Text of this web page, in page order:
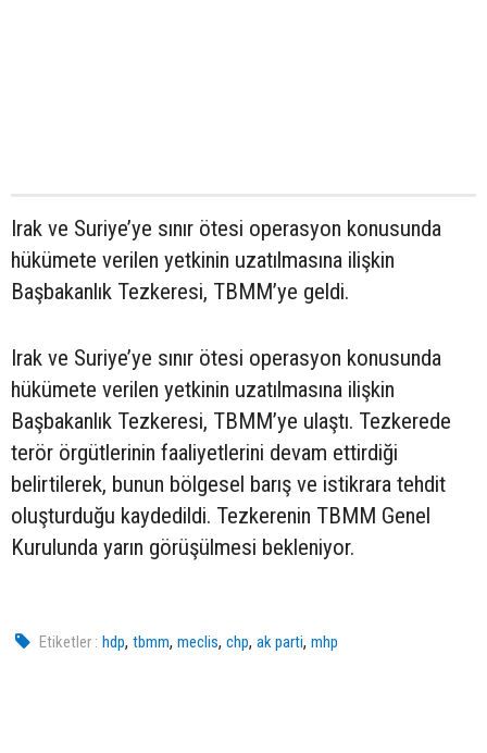
Irak ve Suriye’ye sınır ötesi operasyon konusunda
hükümete verilen yetkinin uzatılmasına ilişkin
Başbakanlık Tezkeresi, TBMM’ye geldi.
Irak ve Suriye’ye sınır ötesi operasyon konusunda
hükümete verilen yetkinin uzatılmasına ilişkin
Başbakanlık Tezkeresi, TBMM’ye ulaştı. Tezkerede
terör örgütlerinin faaliyetlerini devam ettirdiği
belirtilerek, bunun bölgesel barış ve istikrara tehdit
oluşturduğu kaydedildi. Tezkerenin TBMM Genel
Kurulunda yarın görüşülmesi bekleniyor.
Etiketler : hdp,tbmm,meclis,chp,ak parti,mhp